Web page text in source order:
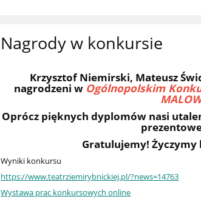
Nagrody w konkursie
Krzysztof Niemirski, Mateusz
nagrodzeni w Ogólnopolskim
Oprócz pięknych dyplomów nasi
Gratulujemy!
Wyniki konkursu
https://www.teatrziemirybnickiej.pl/?news=14763
Wystawa prac konkursowych online